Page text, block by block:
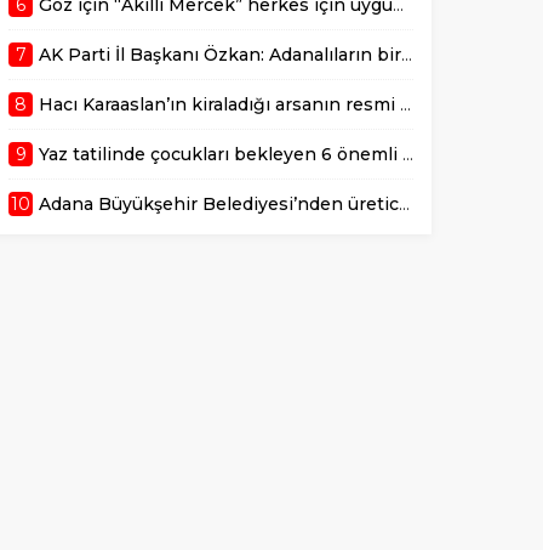
6 Göz için “Akıllı Mercek” herkes için uygun mu?
7 AK Parti İl Başkanı Özkan: Adanalıların bir metrekare malını kimseye yedirmeyiz!
8 Hacı Karaaslan’ın kiraladığı arsanın resmi kiracısı bakın kim çıktı!
9 Yaz tatilinde çocukları bekleyen 6 önemli sağlık riski!
10 Adana Büyükşehir Belediyesi’nden üreticiye 168 adet süt sağım makinesi